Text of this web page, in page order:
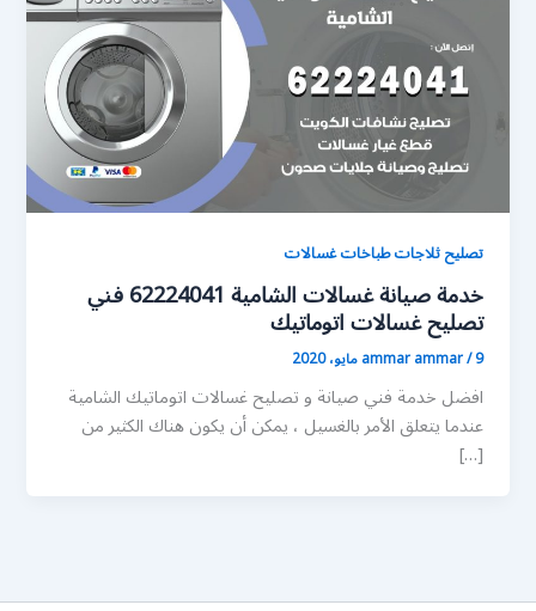
تصليح ثلاجات طباخات غسالات
خدمة صيانة غسالات الشامية 62224041 فني
تصليح غسالات اتوماتيك
ammar ammar/9 مايو، 2020
افضل خدمة فني صيانة و تصليح غسالات اتوماتيك الشامية
عندما يتعلق الأمر بالغسيل ، يمكن أن يكون هناك الكثير من
[…]